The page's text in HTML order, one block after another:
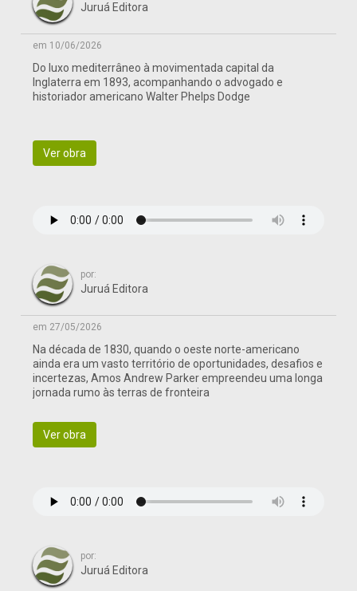
Juruá Editora
em 10/06/2026
Do luxo mediterrâneo à movimentada capital da
Inglaterra em 1893, acompanhando o advogado e
historiador americano Walter Phelps Dodge
Ver obra
por:
Juruá Editora
em 27/05/2026
Na década de 1830, quando o oeste norte-americano
ainda era um vasto território de oportunidades, desafios e
incertezas, Amos Andrew Parker empreendeu uma longa
jornada rumo às terras de fronteira
Ver obra
por:
Juruá Editora